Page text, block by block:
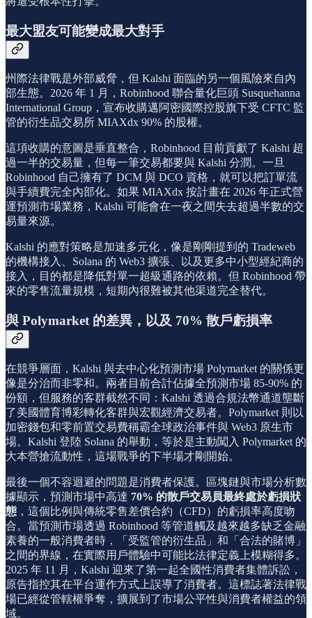
最大盟友可能變成最大對手
州際法律戰是外部威脅，但 Kalshi 面臨的另一個風險來自內
部生態。2026 年 1 月，Robinhood 聯合量化巨頭 Susquehanna
International Group，宣布收購邁阿密國際控股旗下受 CFTC 監
管的衍生品交易所 MIAXdx 90% 的股權。
這項收購的意圖是垂直整合，Robinhood 目前貢獻了 Kalshi 超
過一半的交易量，但每一筆交易都要與 Kalshi 分潤。一旦
Robinhood 自己擁有了 DCM 與 DCO 資格，就可以把訂單流
與手續費完全內部化。如果 MIAXdx 按計畫在 2026 年正式營
運預測市場業務，Kalshi 可能會在一夜之間失去超過半數的交
易量來源。
Kalshi 的應對策略是加速多元化，像是剛剛提到的 Tradeweb
的機構接入、Solana 的 Web3 擴張、以及更多中小型經紀商的
接入，目的都是降低對單一超級通路的依賴。但 Robinhood 帶
來的零售流量規模，短期內很難被其他渠道完全替代。
與 Polymarket 的差異，以及 70% 散戶虧損率
在競爭層面，Kalshi 與去中心化預測市場 Polymarket 的關係更
像是分治而非零和。兩者目前合計佔據全預測市場 85-90% 的
份額，但服務的客群截然不同：Kalshi 透過合規法幣通道壟斷
了美國體育博彩轉化客群與宏觀經濟交易者。Polymarket 則以
加密錢包和零前置交易費稱霸全球政治事件與 Web3 原生市
場。Kalshi 登陸 Solana 的舉動，等於是主動闖入 Polymarket 的
大本營搶流動性，這場戰爭的下半場才剛開始。
最後一個不容迴避的問題是消費者保護。區塊鏈與市場分析數
據顯示，預測市場中高達 70% 的散戶交易員最終處於虧損狀
態 ，這個比例與傳統零售差價合約（CFD）的虧損率高度吻
合。當預測市場透過 Robinhood 等管道觸及越來越多缺乏金融
素養的一般消費者時，「受監管的衍生品」和「合法的賭博」
之間的界線，在實際用戶體驗中可能比法律定義上模糊得多。
2025 年 11 月，Kalshi 迎來了第一起全國性消費者集體訴訟，
原告指控其在平台運作方式上誤導了消費者。這標誌著法律戰
場已經從管轄權爭奪，擴展到了市場公平性與消費者權益的領
域。